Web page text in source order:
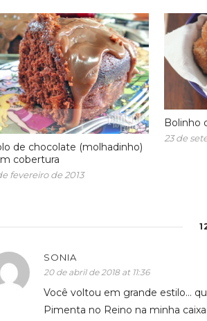
de chocolate (molhadinho)
cobertura
fevereiro de 2013
Bolinho
23 de
SONIA
20 de abril de 2018 at 11:36
Você voltou em grande estilo…
Pimenta no Reino na minha caixa